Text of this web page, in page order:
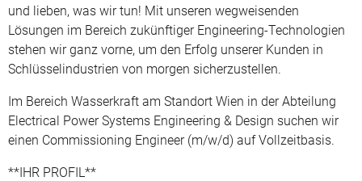
und lieben, was wir tun! Mit unseren wegweisenden
Lösungen im Bereich zukünftiger Engineering-Technologien
stehen wir ganz vorne, um den Erfolg unserer Kunden in
Schlüsselindustrien von morgen sicherzustellen.
Im Bereich Wasserkraft am Standort Wien in der Abteilung
Electrical Power Systems Engineering & Design suchen wir
einen Commissioning Engineer (m/w/d) auf Vollzeitbasis.
**IHR PROFIL**